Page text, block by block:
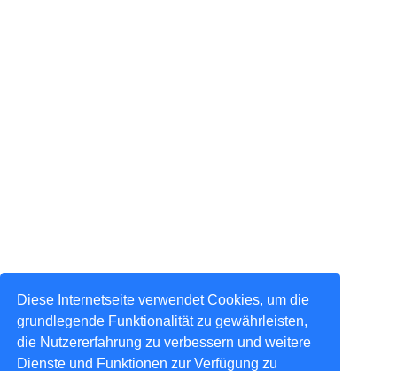
Diese Internetseite verwendet Cookies, um die
grundlegende Funktionalität zu gewährleisten,
die Nutzererfahrung zu verbessern und weitere
Dienste und Funktionen zur Verfügung zu